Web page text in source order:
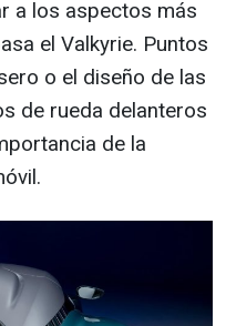
a los aspectos más
el Valkyrie. Puntos
o el diseño de las
de rueda delanteros
de la